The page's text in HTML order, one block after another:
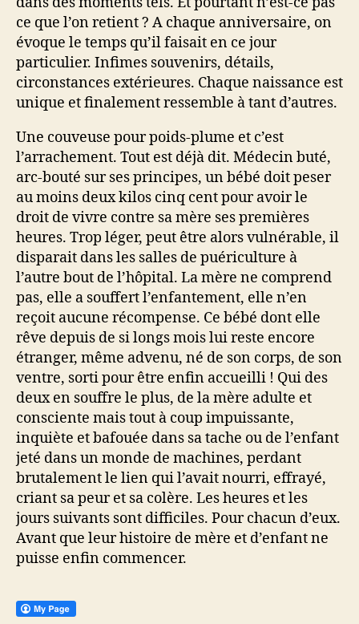
ce que l’on retient ? A chaque anniversaire, on
évoque le temps qu’il faisait en ce jour
particulier. Infimes souvenirs, détails,
circonstances extérieures. Chaque naissance est
unique et finalement ressemble à tant d’autres.
Une couveuse pour poids-plume et c’est
l’arrachement. Tout est déjà dit. Médecin buté,
arc-bouté sur ses principes, un bébé doit peser
au moins deux kilos cinq cent pour avoir le
droit de vivre contre sa mère ses premières
heures. Trop léger, peut être alors vulnérable, il
disparait dans les salles de puériculture à
l’autre bout de l’hôpital. La mère ne comprend
pas, elle a souffert l’enfantement, elle n’en
reçoit aucune récompense. Ce bébé dont elle
rêve depuis de si longs mois lui reste encore
étranger, même advenu, né de son corps, de son
ventre, sorti pour être enfin accueilli ! Qui des
deux en souffre le plus, de la mère adulte et
consciente mais tout à coup impuissante,
inquiète et bafouée dans sa tache ou de l’enfant
jeté dans un monde de machines, perdant
brutalement le lien qui l’avait nourri, effrayé,
criant sa peur et sa colère. Les heures et les
jours suivants sont difficiles. Pour chacun d’eux.
Avant que leur histoire de mère et d’enfant ne
puisse enfin commencer.